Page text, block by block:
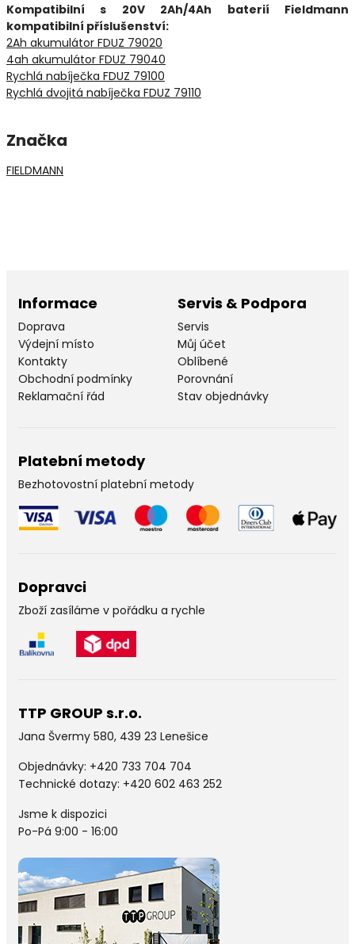
Kompatibilní s 20V 2Ah/4Ah baterií Fieldmann
kompatibilní příslušenství:
2Ah akumulátor FDUZ 79020
4ah akumulátor FDUZ 79040
Rychlá nabíječka FDUZ 79100
Rychlá dvojitá nabíječka FDUZ 79110
Značka
FIELDMANN
Informace
Doprava
Výdejní místo
Kontakty
Obchodní podmínky
Reklamační řád
Servis & Podpora
Servis
Můj účet
Oblíbené
Porovnání
Stav objednávky
Platební metody
Bezhotovostní platební metody
Dopravci
Zboží zasíláme v pořádku a rychle
TTP GROUP s.r.o.
Jana Švermy 580, 439 23 Lenešice
Objednávky: +420 733 704 704
Technické dotazy: +420 602 463 252
Jsme k dispozici
Po-Pá 9:00 - 16:00